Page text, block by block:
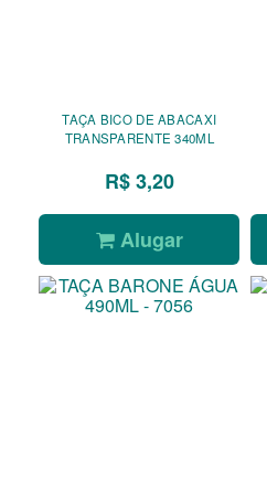
TAÇA BICO DE ABACAXI
TRANSPARENTE 340ML
R$ 3,20
Alugar